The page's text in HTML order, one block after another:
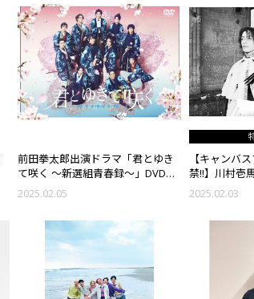
前田拳太郎出演ドラマ「君とゆき
て咲く ～新選組青春録～」DVD＆
Blu-ray BOX 発売!!
2025.02.05
【キャンバ
禁!!】川村壱
「PROMISE
付中!!
2025.02.03